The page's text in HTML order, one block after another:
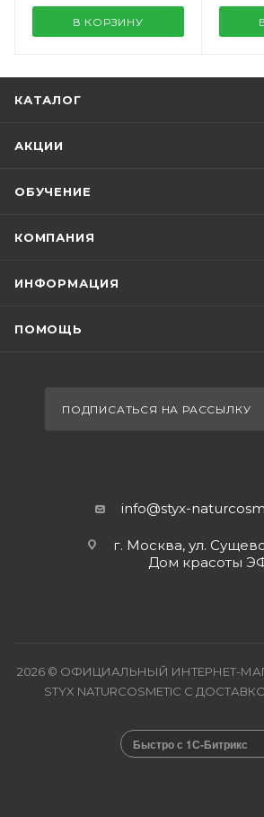
В КОРЗИНУ
КАТАЛОГ
АКЦИИ
ОБУЧЕНИЕ
КОМПАНИЯ
ИНФОРМАЦИЯ
ПОМОЩЬ
ПОДПИСАТЬСЯ НА РАССЫЛКУ
info@styx-
г. Москва, ул.
Дом красоты
2026 © ОФИЦИАЛЬНЫЙ ИНТЕРНЕТ-
STYX NATURCOSMETIC С
Быстро с 1С-Битрикс